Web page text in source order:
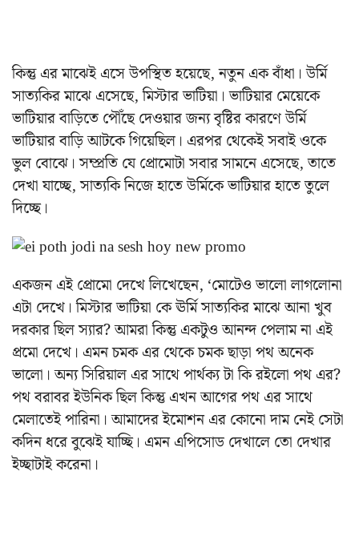
কিন্তু এর মাঝেই এসে উপস্থিত হয়েছে, নতুন এক বাঁধা। উর্মি
সাত্যকির মাঝে এসেছে, মিস্টার ভাটিয়া। ভাটিয়ার মেয়েকে
ভাটিয়ার বাড়িতে পৌঁছে দেওয়ার জন্য বৃষ্টির কারণে উর্মি
ভাটিয়ার বাড়ি আটকে গিয়েছিল। এরপর থেকেই সবাই ওকে
ভুল বোঝে। সম্প্রতি যে প্রোমোটা সবার সামনে এসেছে, তাতে
দেখা যাচ্ছে, সাত্যকি নিজে হাতে উর্মিকে ভাটিয়ার হাতে তুলে
দিচ্ছে।
একজন এই প্রোমো দেখে লিখেছেন, ‘মোটেও ভালো লাগলোনা
এটা দেখে। মিস্টার ভাটিয়া কে ঊর্মি সাত্যকির মাঝে আনা খুব
দরকার ছিল স্যার? আমরা কিন্তু একটুও আনন্দ পেলাম না এই
প্রমো দেখে। এমন চমক এর থেকে চমক ছাড়া পথ অনেক
ভালো। অন্য সিরিয়াল এর সাথে পার্থক্য টা কি রইলো পথ এর?
পথ বরাবর ইউনিক ছিল কিন্তু এখন আগের পথ এর সাথে
মেলাতেই পারিনা। আমাদের ইমোশন এর কোনো দাম নেই সেটা
কদিন ধরে বুঝেই যাচ্ছি। এমন এপিসোড দেখালে তো দেখার
ইচ্ছাটাই করেনা।